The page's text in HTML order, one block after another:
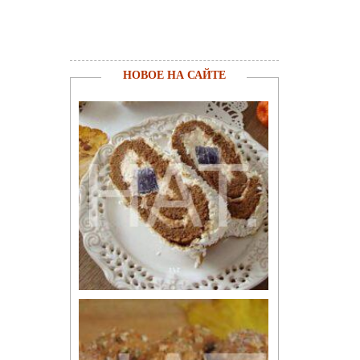
НОВОЕ НА САЙТЕ